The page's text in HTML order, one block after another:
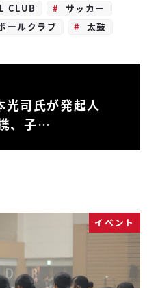
CLUB
サッカー
ールクラブ 太鼓
光司氏が発起人
、子…
イベント